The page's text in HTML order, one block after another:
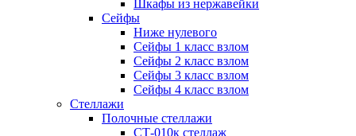
Шкафы из нержавейки
Сейфы
Ниже нулевого
Сейфы 1 класс взлом
Сейфы 2 класс взлом
Сейфы 3 класс взлом
Сейфы 4 класс взлом
Стеллажи
Полочные стеллажи
СТ-010к стеллаж